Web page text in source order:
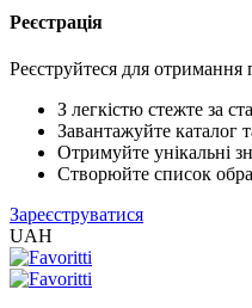
Реєстрація
Реєструйтеся для отримання
З легкістю стежте за
Завантажуйте каталог
Отримуйте унікальні
Створюйте список
Зареєструватися
UAH
/
2005
(Розн.)
/
EXCEL
2005
(Опт)